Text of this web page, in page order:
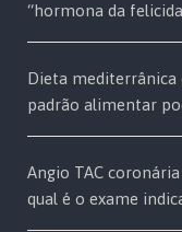
“hormona da
Dieta mediterrânica
padrão alimentar
Angio TAC
qual é o exame